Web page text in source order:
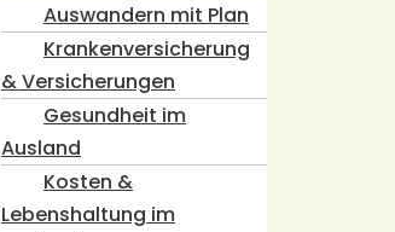
Auswandern mit Plan
Krankenversicherung
& Versicherungen
Gesundheit im
Ausland
Kosten &
Lebenshaltung im